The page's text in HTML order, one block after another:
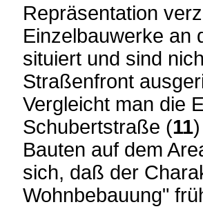
Repräsentation
Einzelbauwerke an
situiert und sind
Straßenfront
Vergleicht man die
Schubertstraße (11
Bauten auf dem
sich, daß der
Wohnbebauung"